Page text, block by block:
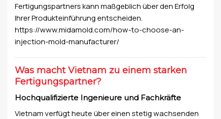
Fertigungspartners kann maßgeblich über den Erfolg
Ihrer Produkteinführung entscheiden.
https://www.midamold.com/how-to-choose-an-
injection-mold-manufacturer/
Was macht Vietnam zu einem starken
Fertigungspartner?
Hochqualifizierte Ingenieure und Fachkräfte
Vietnam verfügt heute über einen stetig wachsenden